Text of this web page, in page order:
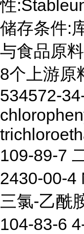
性
储存条件:
与食品原
8个上游原
534572-
109-89-7
2430-00-4
三氯-乙酰
104-83-6